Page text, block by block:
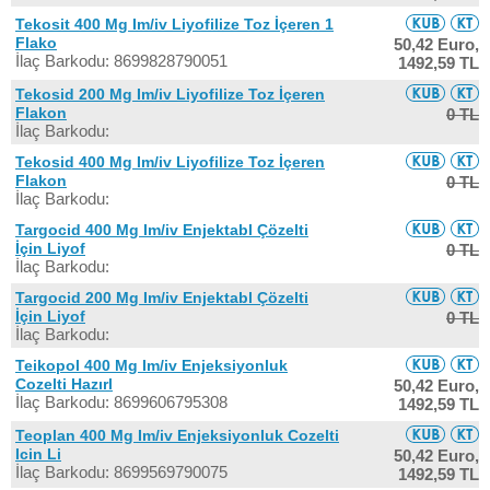
Tekosit 400 Mg Im/iv Liyofilize Toz İçeren 1
Flako
İlaç Barkodu: 8699828790051
50,42 Euro,
1492,59 TL
Tekosid 200 Mg Im/iv Liyofilize Toz İçeren
Flakon
İlaç Barkodu:
0 TL
Tekosid 400 Mg Im/iv Liyofilize Toz İçeren
Flakon
İlaç Barkodu:
0 TL
Targocid 400 Mg Im/iv Enjektabl Çözelti
İçin Liyof
İlaç Barkodu:
0 TL
Targocid 200 Mg Im/iv Enjektabl Çözelti
İçin Liyof
İlaç Barkodu:
0 TL
Teikopol 400 Mg Im/iv Enjeksiyonluk
Cozelti Hazırl
İlaç Barkodu: 8699606795308
50,42 Euro,
1492,59 TL
Teoplan 400 Mg Im/iv Enjeksiyonluk Cozelti
Icin Li
İlaç Barkodu: 8699569790075
50,42 Euro,
1492,59 TL